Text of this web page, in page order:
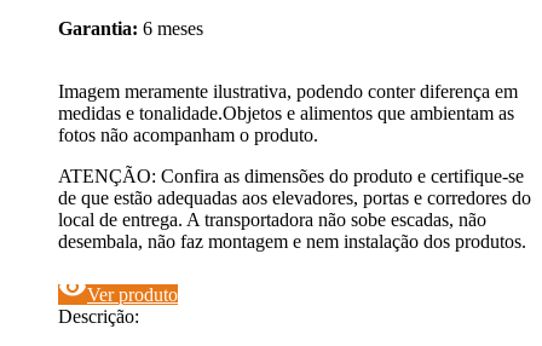
Garantia: 6 meses
Imagem meramente ilustrativa, podendo conter diferença em
medidas e tonalidade.Objetos e alimentos que ambientam as
fotos não acompanham o produto.
ATENÇÃO: Confira as dimensões do produto e certifique-se
de que estão adequadas aos elevadores, portas e corredores do
local de entrega. A transportadora não sobe escadas, não
desembala, não faz montagem e nem instalação dos produtos.
visibilityVer produto
Descrição: